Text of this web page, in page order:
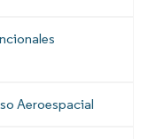
Aeroespacial